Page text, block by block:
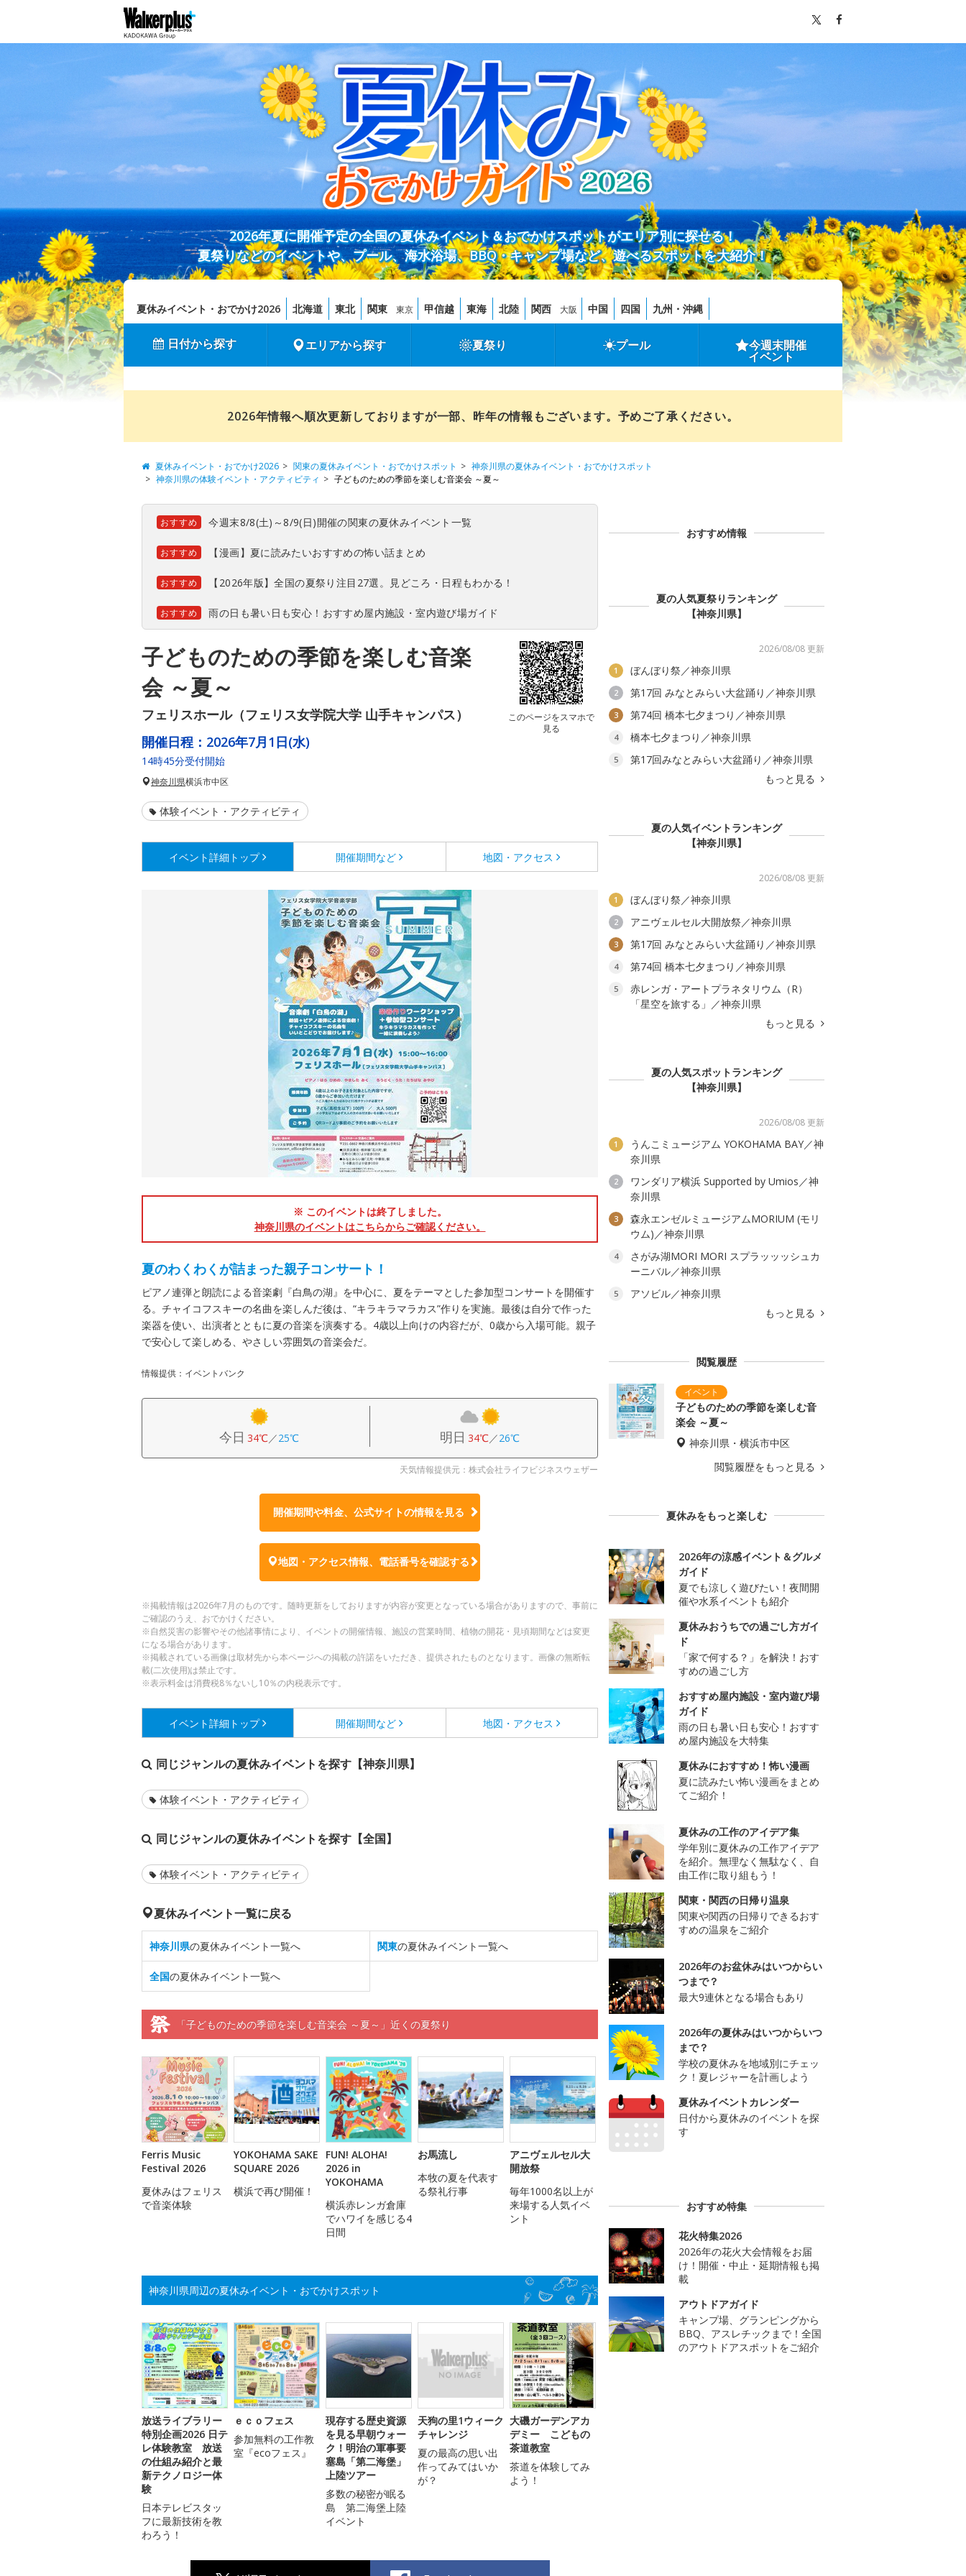
2026年夏に開催予定の全国の夏休みイベント＆おでかけスポットがエリア別に探せる！
夏祭りなどのイベントや、プール、海水浴場、BBQ・キャンプ場など、遊べるスポットを大紹介！
夏休みイベント・おでかけ2026 北海道 東北 関東 東京 甲信越 東海 北陸 関西 大阪 中国 四国 九州・沖縄
日付から探す エリアから探す 夏祭り プール 今週末開催
イベント
2026年情報へ順次更新しておりますが一部、昨年の情報もございます。予めご了承ください。
夏休みイベント・おでかけ2026 関東の夏休みイベント・おでかけスポット
神奈川県の夏休みイベント・おでかけスポット
神奈川県の体験イベント・アクティビティ
子どものための季節を楽しむ音楽会 ～夏～
おすすめ 今週末8/8(土)～8/9(日)開催の関東の夏休みイベント一覧
おすすめ 【漫画】夏に読みたいおすすめの怖い話まとめ
おすすめ 【2026年版】全国の夏祭り注目27選。見どころ・日程もわかる！
おすすめ 雨の日も暑い日も安心！おすすめ屋内施設・室内遊び場ガイド
子どものための季節を楽しむ音楽
会 ～夏～
フェリスホール（フェリス女学院大学 山手キャンパス）
このページをスマホで
見る
開催日程： 2026年7月1日(水)
14時45分受付開始
神奈川県横浜市中区
体験イベント・アクティビティ
イベント詳細 トップ 開催期間など 地図・アクセス
※ このイベントは終了しました。
神奈川県のイベントはこちらからご確認ください。
夏のわくわくが詰まった親子コンサート！
ピアノ連弾と朗読による音楽劇『白鳥の湖』を中心に、夏をテーマとした参加型コンサートを開催す
る。チャイコフスキーの名曲を楽しんだ後は、“キラキラマラカス”作りを実施。最後は自分で作った
楽器を使い、出演者とともに夏の音楽を演奏する。4歳以上向けの内容だが、0歳から入場可能。親子
で安心して楽しめる、やさしい雰囲気の音楽会だ。
情報提供：イベントバンク
今日 34℃／25℃ 明日 34℃／26℃
天気情報提供元：株式会社ライフビジネスウェザー
開催期間や料金、公式サイトの情報を見る
地図・アクセス情報、電話番号を確認する
※掲載情報は2026年7月のものです。随時更新をしておりますが内容が変更となっている場合がありますので、事前に
ご確認のうえ、おでかけください。
※自然災害の影響やその他諸事情により、イベントの開催情報、施設の営業時間、植物の開花・見頃期間などは変更
になる場合があります。
※掲載されている画像は取材先から本ページへの掲載の許諾をいただき、提供されたものとなります。画像の無断転
載(二次使用)は禁止です。
※表示料金は消費税8％ないし10％の内税表示です。
イベント詳細 トップ 開催期間など 地図・アクセス
同じジャンルの夏休みイベントを探す【神奈川県】
体験イベント・アクティビティ
同じジャンルの夏休みイベントを探す【全国】
体験イベント・アクティビティ
夏休みイベント一覧に戻る
神奈川県の夏休みイベント一覧へ 関東の夏休みイベント一覧へ
全国の夏休みイベント一覧へ
「子どものための季節を楽しむ音楽会 ～夏～」近くの夏祭り
Ferris Music
Festival 2026
夏休みはフェリス
で音楽体験
YOKOHAMA SAKE
SQUARE 2026
横浜で再び開催！
FUN! ALOHA!
2026 in
YOKOHAMA
横浜赤レンガ倉庫
でハワイを感じる4
日間
お馬流し
本牧の夏を代表す
る祭礼行事
アニヴェルセル大
開放祭
毎年1000名以上が
来場する人気イベ
ント
神奈川県周辺の夏休みイベント・おでかけスポット
放送ライブラリー
特別企画2026 日テ
レ体験教室 放送
の仕組み紹介と最
新テクノロジー体
験
日本テレビスタッ
フに最新技術を教
わろう！
ｅｃｏフェス
参加無料の工作教
室『ecoフェス』
現存する歴史資源
を見る早朝ウォー
ク！明治の軍事要
塞島「第二海堡」
上陸ツアー
多数の秘密が眠る
島 第二海堡上陸
イベント
天狗の里1ウィーク
チャレンジ
夏の最高の思い出
作ってみてはいか
が？
大磯ガーデンアカ
デミー こどもの
茶道教室
茶道を体験してみ
よう！
おすすめ情報
夏の人気夏祭りランキング
【神奈川県】
2026/08/08 更新
1 ぼんぼり祭／神奈川県
2 第17回 みなとみらい大盆踊り／神奈川県
3 第74回 橋本七夕まつり／神奈川県
4 橋本七夕まつり／神奈川県
5
第17回みなとみらい大盆踊り／神奈川県
もっと見る
夏の人気イベントランキング
【神奈川県】
2026/08/08 更新
1 ぼんぼり祭／神奈川県
2 アニヴェルセル大開放祭／神奈川県
3 第17回 みなとみらい大盆踊り／神奈川県
4 第74回 橋本七夕まつり／神奈川県
5
赤レンガ・アートプラネタリウム（R）
「星空を旅する」／神奈川県
もっと見る
夏の人気スポットランキング
【神奈川県】
2026/08/08 更新
1
うんこミュージアム YOKOHAMA BAY／神
奈川県
2
ワンダリア横浜 Supported by Umios／神
奈川県
3
森永エンゼルミュージアムMORIUM (モリ
ウム)／神奈川県
4
さがみ湖MORI MORI スプラッッッシュカ
ーニバル／神奈川県
5
アソビル／神奈川県
もっと見る
閲覧履歴
子どものための季節を楽しむ音
楽会 ～夏～
神奈川県・横浜市中区
閲覧履歴をもっと見る
夏休みをもっと楽しむ
2026年の涼感イベント＆グルメ
ガイド
夏でも涼しく遊びたい！夜間開
催や水系イベントも紹介
夏休みおうちでの過ごし方ガイ
ド
「家で何する？」を解決！おす
すめの過ごし方
おすすめ屋内施設・室内遊び場
ガイド
雨の日も暑い日も安心！おすす
め屋内施設を大特集
夏休みにおすすめ！怖い漫画
夏に読みたい怖い漫画をまとめ
てご紹介！
夏休みの工作のアイデア集
学年別に夏休みの工作アイデア
を紹介。無理なく無駄なく、自
由工作に取り組もう！
関東・関西の日帰り温泉
関東や関西の日帰りできるおす
すめの温泉をご紹介
2026年のお盆休みはいつからい
つまで？
最大9連休となる場合もあり
2026年の夏休みはいつからいつ
まで？
学校の夏休みを地域別にチェッ
ク！夏レジャーを計画しよう
夏休みイベントカレンダー
日付から夏休みのイベントを探
す
おすすめ特集
花火特集2026
2026年の花火大会情報をお届
け！開催・中止・延期情報も掲
載
アウトドアガイド
キャンプ場、グランピングから
BBQ、アスレチックまで！全国
のアウトドアスポットをご紹介